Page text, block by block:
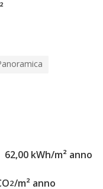
62,00 kWh/m² anno
2/m² anno